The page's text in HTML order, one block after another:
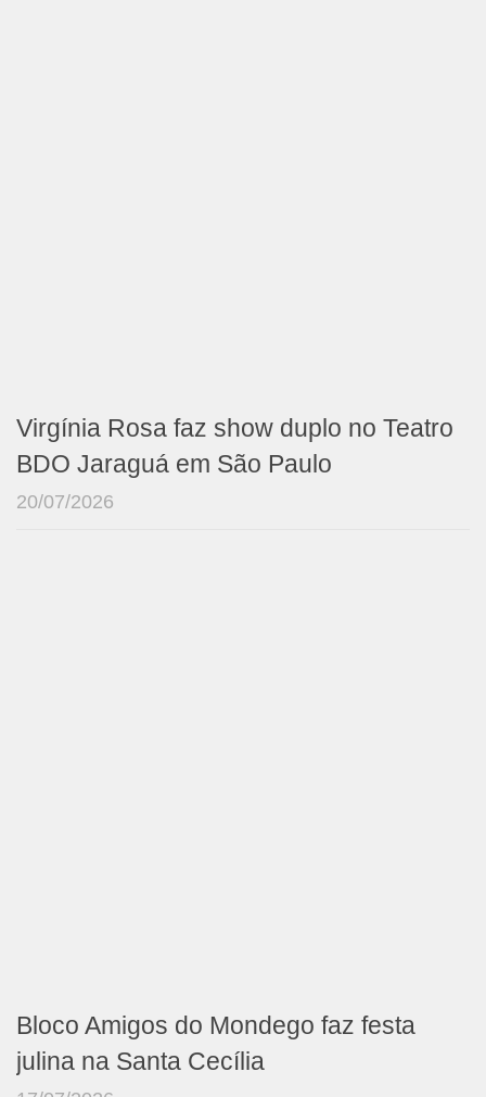
Virgínia Rosa faz show duplo no Teatro
BDO Jaraguá em São Paulo
20/07/2026
Bloco Amigos do Mondego faz festa
julina na Santa Cecília